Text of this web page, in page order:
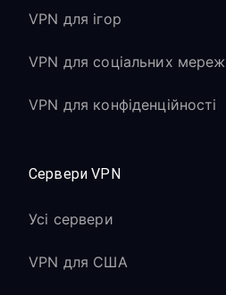
VPN для ігор
VPN для соціальних мереж
VPN для конфіденційності
Сервери VPN
Усі сервери
VPN для США